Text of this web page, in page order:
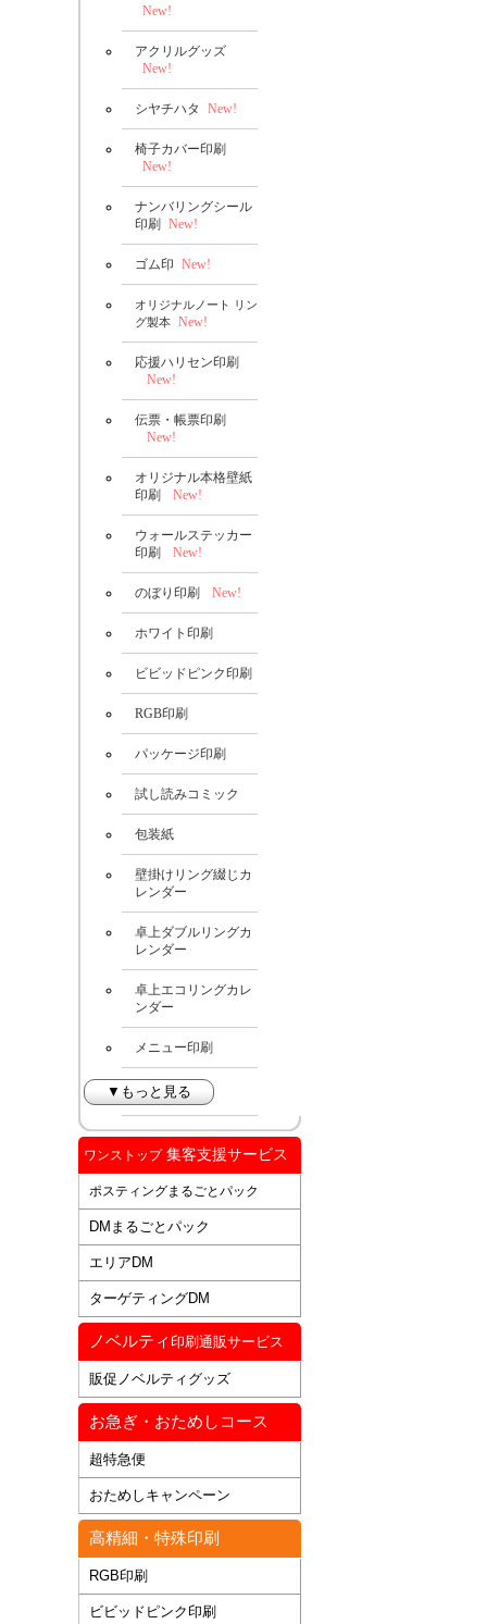
New!
アクリルグッズ
New!
シヤチハタ New!
椅子カバー印刷
New!
ナンバリングシール
印刷
New!
ゴム印 New!
オリジナルノート リン
グ製本 New!
応援ハリセン印刷
New!
伝票・帳票印刷
New!
オリジナル本格壁紙
印刷
New!
ウォールステッカー
印刷
New!
のぼり印刷 New!
ホワイト印刷
ビビッドピンク印刷
RGB印刷
パッケージ印刷
試し読みコミック
包装紙
壁掛けリング綴じカ
レンダー
卓上ダブルリングカ
レンダー
卓上エコリングカレ
ンダー
メニュー印刷
▼もっと見る
ワンストップ集客支援サービス
ポスティングまるごとパック
DMまるごとパック
エリアDM
ターゲティングDM
ノベルティ 印刷通販サービス
販促ノベルティグッズ
お急ぎ・おためしコース
超特急便
おためしキャンペーン
高精細・特殊印刷
RGB印刷
ビビッドピンク印刷